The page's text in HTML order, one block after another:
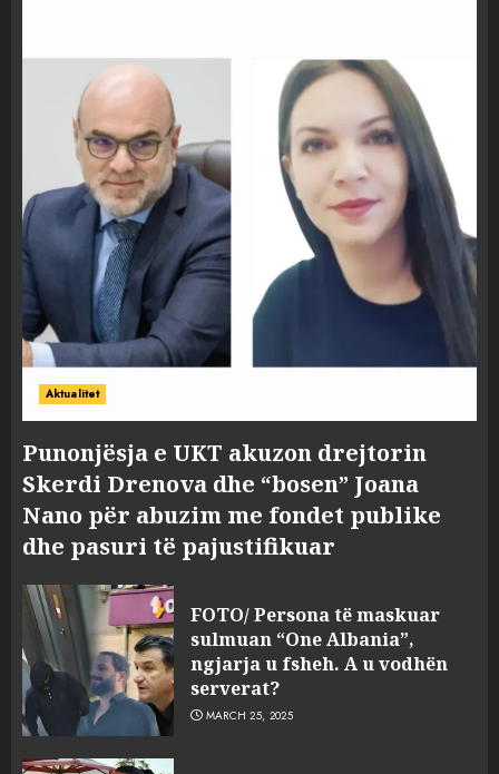
Aktualitet
Punonjësja e UKT akuzon drejtorin
Skerdi Drenova dhe “bosen” Joana
Nano për abuzim me fondet publike
dhe pasuri të pajustifikuar
FOTO/ Persona të maskuar
sulmuan “One Albania”,
ngjarja u fsheh. A u vodhën
serverat?
MARCH 25, 2025